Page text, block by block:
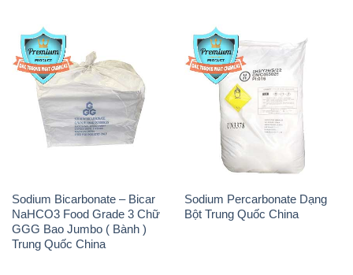
Sodium Bicarbonate – Bicar
NaHCO3 Food Grade 3 Chữ
GGG Bao Jumbo ( Bành )
Trung Quốc China
Sodium Percarbonate Dạng
Bột Trung Quốc China